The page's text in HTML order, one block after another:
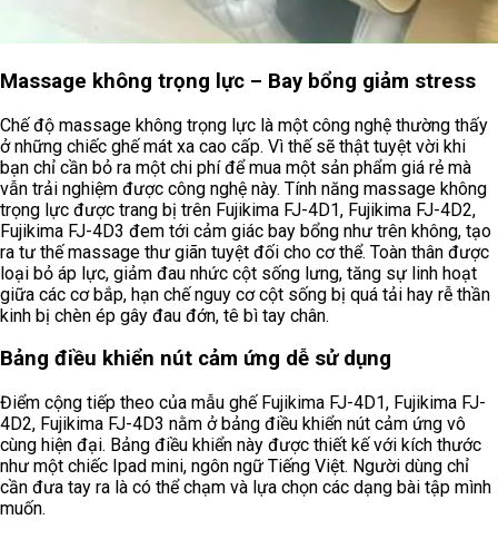
Massage không trọng lực – Bay bổng giảm stress
Chế độ massage không trọng lực là một công nghệ thường thấy
ở những chiếc ghế mát xa cao cấp. Vì thế sẽ thật tuyệt vời khi
bạn chỉ cần bỏ ra một chi phí để mua một sản phẩm giá rẻ mà
vẫn trải nghiệm được công nghệ này. Tính năng massage không
trọng lực được trang bị trên Fujikima FJ-4D1, Fujikima FJ-4D2,
Fujikima FJ-4D3 đem tới cảm giác bay bổng như trên không, tạo
ra tư thế massage thư giãn tuyệt đối cho cơ thể. Toàn thân được
loại bỏ áp lực, giảm đau nhức cột sống lưng, tăng sự linh hoạt
giữa các cơ bắp, hạn chế nguy cơ cột sống bị quá tải hay rễ thần
kinh bị chèn ép gây đau đớn, tê bì tay chân.
Bảng điều khiển nút cảm ứng dễ sử dụng
Điểm cộng tiếp theo của mẫu ghế Fujikima FJ-4D1, Fujikima FJ-
4D2, Fujikima FJ-4D3 nằm ở bảng điều khiển nút cảm ứng vô
cùng hiện đại. Bảng điều khiển này được thiết kế với kích thước
như một chiếc Ipad mini, ngôn ngữ Tiếng Việt. Người dùng chỉ
cần đưa tay ra là có thể chạm và lựa chọn các dạng bài tập mình
muốn.